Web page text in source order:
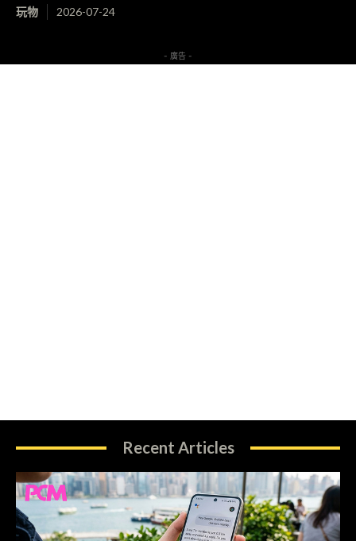
玩物 2026-07-24
- 廣告 -
Recent Articles